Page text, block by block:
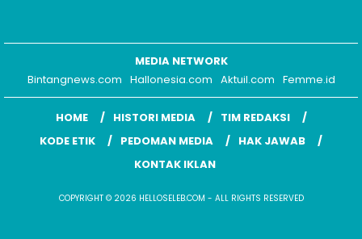
MEDIA NETWORK
Bintangnews.com Hallonesia.com Aktuil.com Femme.id
HOME HISTORI MEDIA
TIM REDAKSI
KODE ETIK
PEDOMAN MEDIA
HAK JAWAB
KONTAK IKLAN
COPYRIGHT © 2026 HELLOSELEB.COM - ALL RIGHTS RESERVED